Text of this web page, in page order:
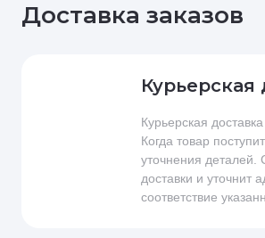
Доставка заказов
Курьерская
Курьерская
Когда товар
уточнения деталей.
доставки и уточнит
соответствие